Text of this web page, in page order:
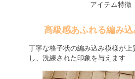
アイテム特徴
高級感あふれる編み
丁寧な格子状の編み込み模様が上
し、洗練された印象を与えます